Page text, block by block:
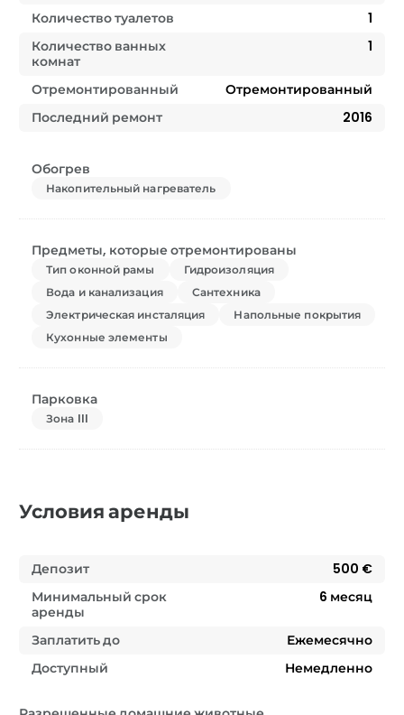
Количество туалетов
1
Количество ванных
комнат
1
Отремонтированный
Отремонтированный
Последний ремонт
2016
Обогрев
Накопительный нагреватель
Предметы, которые отремонтированы
Тип оконной рамы
Гидроизоляция
Вода и канализация
Сантехника
Электрическая инсталяция
Напольные покрытия
Кухонные элементы
Парковка
Зона III
Условия аренды
Депозит
500 €
Минимальный срок
аренды
6 месяц
Заплатить до
Ежемесячно
Доступный
Немедленно